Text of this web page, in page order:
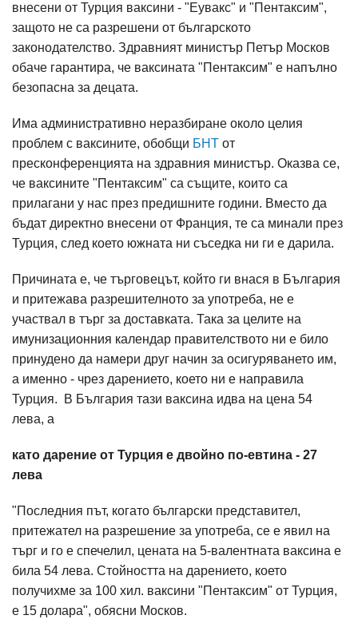
внесени от Турция ваксини - "Еувакс" и "Пентаксим",
защото не са разрешени от българското
законодателство. Здравният министър Петър Москов
обаче гарантира, че ваксината "Пентаксим" е напълно
безопасна за децата.
Има административно неразбиране около целия
проблем с ваксините, обобщи БНТ от
пресконференцията на здравния министър. Оказва се,
че ваксините "Пентаксим" са същите, които са
прилагани у нас през предишните години. Вместо да
бъдат директно внесени от Франция, те са минали през
Турция, след което южната ни съседка ни ги е дарила.
Причината е, че търговецът, който ги внася в България
и притежава разрешителното за употреба, не е
участвал в търг за доставката. Така за целите на
имунизационния календар правителството ни е било
принудено да намери друг начин за осигуряването им,
а именно - чрез дарението, което ни е направила
Турция. В България тази ваксина идва на цена 54
лева, а
като дарение от Турция е двойно по-евтина - 27
лева
"Последния път, когато български представител,
притежател на разрешение за употреба, се е явил на
търг и го е спечелил, цената на 5-валентната ваксина е
била 54 лева. Стойността на дарението, което
получихме за 100 хил. ваксини "Пентаксим" от Турция,
е 15 долара", обясни Москов.